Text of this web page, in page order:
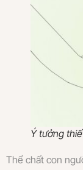
Ý tưởng
Thể chất con